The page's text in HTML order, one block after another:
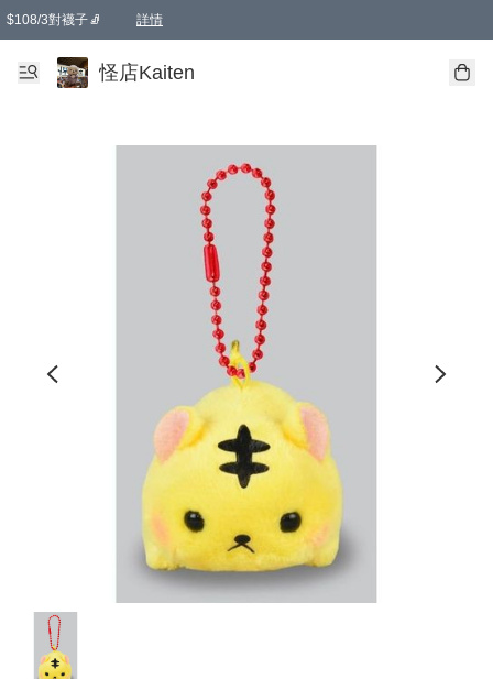
$108/3對襪子🧦 詳情
卡通傘☂️2把8折
購物滿 HKD 650.00即享免運費優惠！（適用於 本地送貨、本地取貨 )
怪店Kaiten